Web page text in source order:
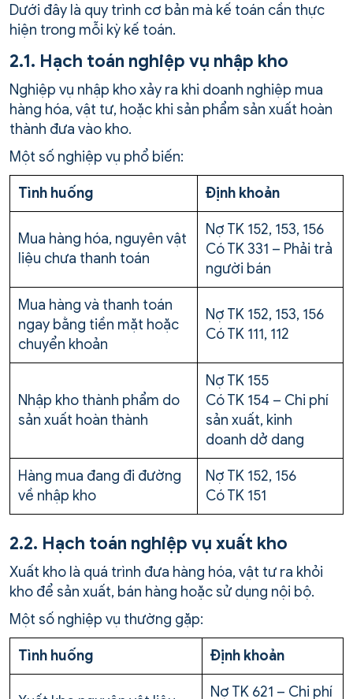
Dưới đây là quy trình cơ bản mà kế toán cần thực
hiện trong mỗi kỳ kế toán.
2.1. Hạch toán nghiệp vụ nhập kho
Nghiệp vụ nhập kho xảy ra khi doanh nghiệp mua
hàng hóa, vật tư, hoặc khi sản phẩm sản xuất hoàn
thành đưa vào kho.
Một số nghiệp vụ phổ biến:
Tình huống Định khoản
Mua hàng hóa, nguyên vật
liệu chưa thanh toán
Nợ TK 152, 153, 156
Có TK 331 – Phải trả
người bán
Mua hàng và thanh toán
ngay bằng tiền mặt hoặc
chuyển khoản
Nợ TK 152, 153, 156
Có TK 111, 112
Nhập kho thành phẩm do
sản xuất hoàn thành
Nợ TK 155
Có TK 154 – Chi phí
sản xuất, kinh
doanh dở dang
Hàng mua đang đi đường
về nhập kho
Nợ TK 152, 156
Có TK 151
2.2. Hạch toán nghiệp vụ xuất kho
Xuất kho là quá trình đưa hàng hóa, vật tư ra khỏi
kho để sản xuất, bán hàng hoặc sử dụng nội bộ.
Một số nghiệp vụ thường gặp:
Tình huống Định khoản
Nợ TK 621 – Chi phí